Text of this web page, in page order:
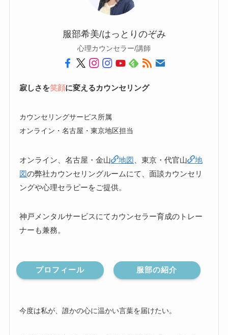
服部希美/はっとりのぞみ
心理カウンセラー/講師
寂しさを笑顔に変えるカウンセリング
カウンセリングサービス所属
オンライン・名古屋・東京地区担当
オンライン、名古屋・金山 地図 、東京・代官山
地
図の弊社カウンセリングルームにて、面談カウンセリ
ングや心理セラピーをご提供。
神戸メンタルサービスにてカウンセラー育成のトレー
ナーも兼務。
プロフィール 服部の紹介
今度は私が、誰かの心に温かい言葉を届けたい。